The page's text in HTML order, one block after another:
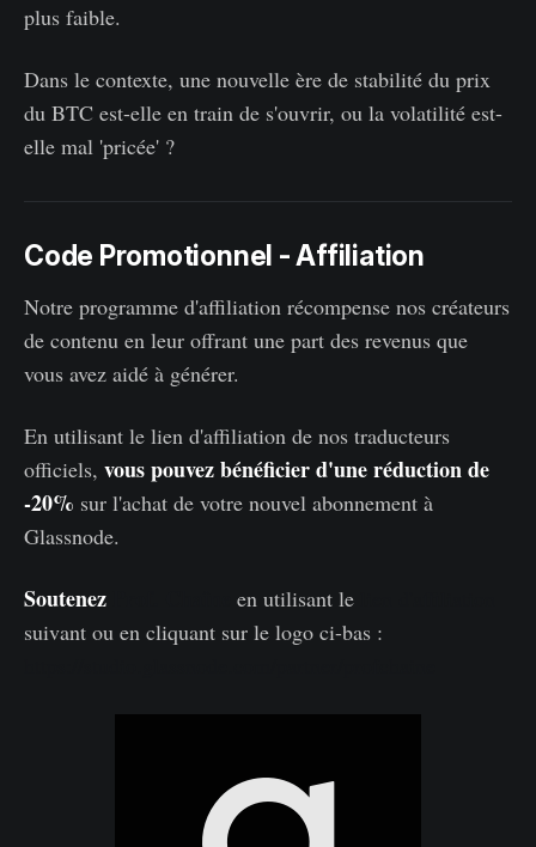
plus faible.
Dans le contexte, une nouvelle ère de stabilité du prix
du BTC est-elle en train de s'ouvrir, ou la volatilité est-
elle mal 'pricée' ?
Code Promotionnel - Affiliation
Notre programme d'affiliation récompense nos créateurs
de contenu en leur offrant une part des revenus que
vous avez aidé à générer.
En utilisant le lien d'affiliation de nos traducteurs
officiels, vous pouvez bénéficier d'une réduction de
-20% sur l'achat de votre nouvel abonnement à
Glassnode.
Soutenez en utilisant le
suivant ou en cliquant sur le logo ci-bas :